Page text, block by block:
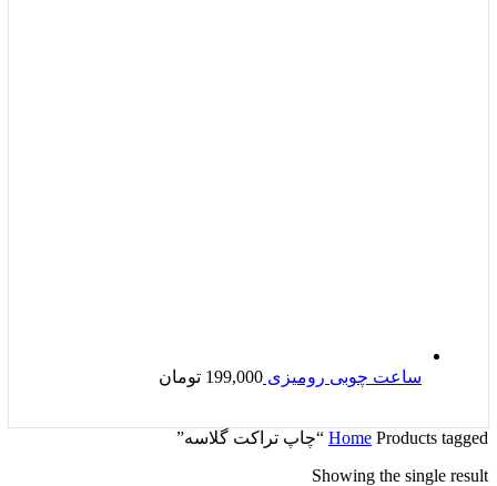
ساعت چوبی رومیزی 199,000 تومان
Home Products tagged “چاپ تراکت گلاسه”
Showing the single result